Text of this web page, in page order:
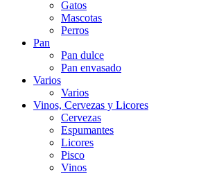
Gatos
Mascotas
Perros
Pan
Pan dulce
Pan envasado
Varios
Varios
Vinos, Cervezas y Licores
Cervezas
Espumantes
Licores
Pisco
Vinos